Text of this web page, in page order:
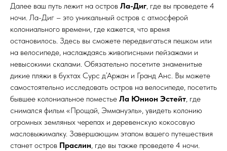
Далее ваш путь лежит на остров Ла-Диг, где вы проведете 4
ночи. Ла-Диг – это уникальный остров с атмосферой
колониального времени, где кажется, что время
остановилось. Здесь вы сможете передвигаться пешком или
на велосипеде, наслаждаясь живописными пейзажами и
невысокими скалами. Обязательно посетите знаменитые
дикие пляжи в бухтах Сурс д’Аржан и Гранд Анс. Вы можете
самостоятельно исследовать остров на велосипеде, посетить
бывшее колониальное поместье Ла Юнион Эстейт, где
снимался фильм «Прощай, Эммануэль», увидеть колонию
огромных земляных черепах и деревенскую кокосовую
масловыжималку. Завершающим этапом вашего путешествия
станет остров Праслин, где вы также проведете 4 ночи.